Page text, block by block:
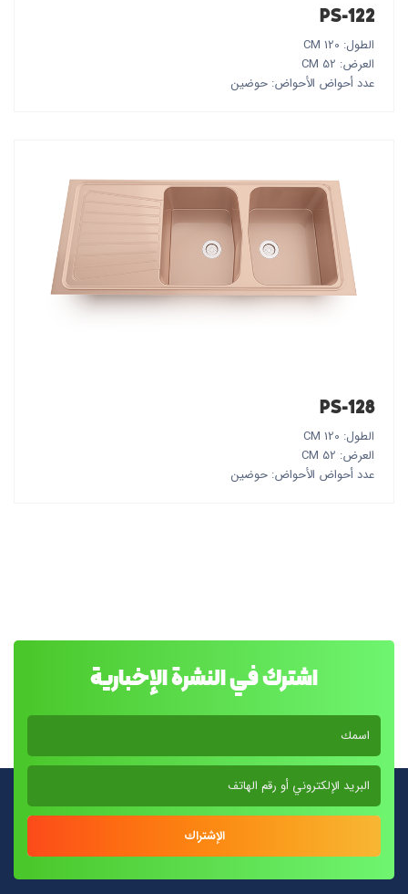
PS-122
الطول: 120 CM
العرض: 52 CM
عدد أحواض الأحواض: حوضين
PS-128
الطول: 120 CM
العرض: 52 CM
عدد أحواض الأحواض: حوضين
اشترك في النشرة الإخبارية
الإشتراك